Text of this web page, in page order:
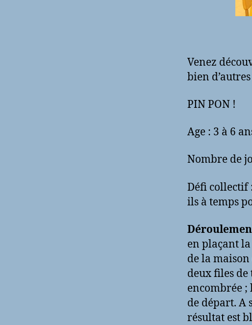
Venez
bien
PIN PON !
Age : 3 à 6
Nombre de
Défi collectif
ils à temps
en plaçant la
de la
deux files de
encombrée ;
de départ. A
résultat est